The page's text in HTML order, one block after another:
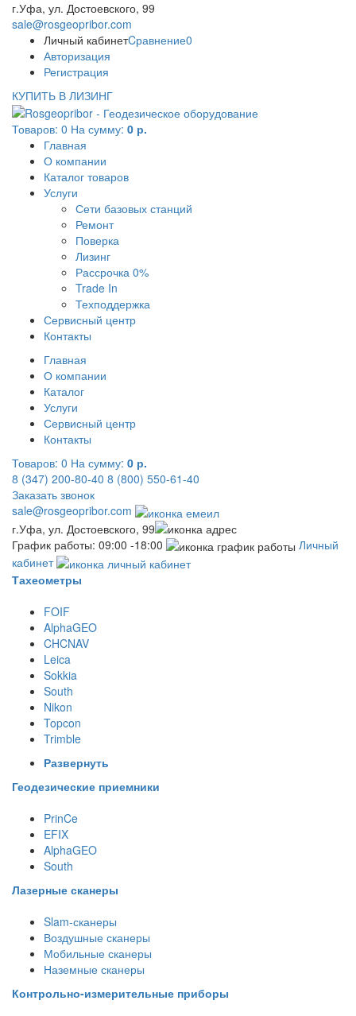
г.Уфа, ул. Достоевского, 99
sale@rosgeopribor.com
Личный кабинет
Авторизация
Регистрация
Cравнение0
КУПИТЬ В ЛИЗИНГ
Товаров: 0 На сумму: 0 р.
Главная
О компании
Каталог товаров
Услуги
Сети базовых станций
Ремонт
Поверка
Лизинг
Рассрочка 0%
Trade In
Техподдержка
Сервисный центр
Контакты
Главная
О компании
Каталог
Услуги
Сервисный центр
Контакты
Товаров: 0 На сумму: 0 р.
8 (347) 200-80-40 8 (800) 550-61-40
Заказать звонок
sale@rosgeopribor.com
г.Уфа, ул. Достоевского, 99
График работы: 09:00 -18:00
Личный
кабинет
Тахеометры
FOIF
AlphaGEO
CHCNAV
Leica
Sokkia
South
Nikon
Topcon
Trimble
Развернуть
Геодезические приемники
PrinCe
EFIX
AlphaGEO
South
Лазерные сканеры
Slam-сканеры
Воздушные сканеры
Мобильные сканеры
Наземные сканеры
Контрольно-измерительные приборы